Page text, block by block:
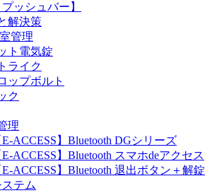
プッシュバー】
解決策
管理
ト電気錠
ライク
ップボルト
ク
理
E-ACCESS】Bluetooth DGシリーズ
E-ACCESS】Bluetooth スマホdeアクセス
E-ACCESS】Bluetooth 退出ボタン＋解錠
ステム